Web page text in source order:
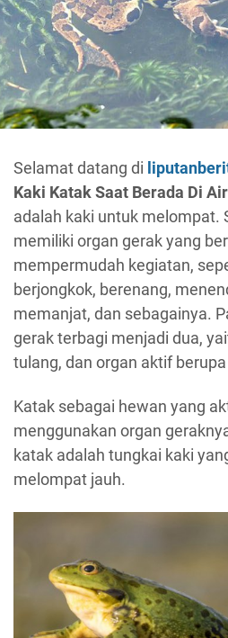
Selamat datang di
Kaki Katak Saat Berada Di Air
adalah kaki untuk melompat.
memiliki organ gerak yang
mempermudah kegiatan,
berjongkok, berenang,
memanjat, dan sebagainya.
gerak terbagi menjadi dua,
tulang, dan organ aktif
Katak sebagai hewan yang
menggunakan organ
katak adalah tungkai kaki
melompat jauh.